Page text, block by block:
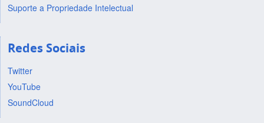
Suporte a Propriedade Intelectual
Redes Sociais
Twitter
YouTube
SoundCloud